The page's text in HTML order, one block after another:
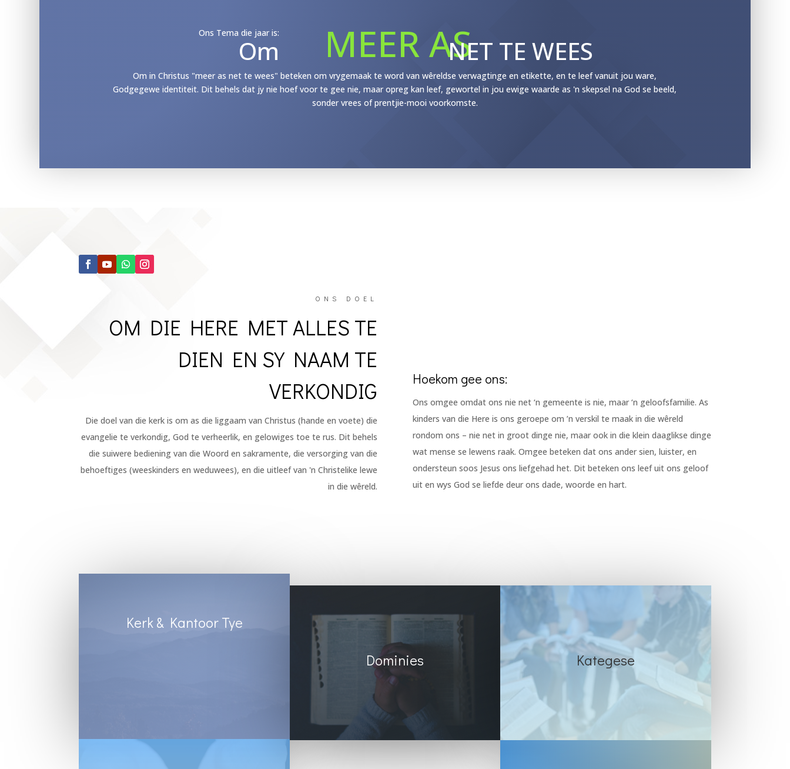
Ons Tema die jaar is:
Om MEER ASNET TE WEES
Om in Christus "meer as net te wees" beteken om vrygemaak te word van wêreldse verwagtinge en etikette, en te leef vanuit jou ware,
Godgegewe identiteit. Dit behels dat jy nie hoef voor te gee nie, maar opreg kan leef, gewortel in jou ewige waarde as 'n skepsel na God se beeld,
sonder vrees of prentjie-mooi voorkomste.
ONS DOEL
OM DIE HERE MET ALLES TE
DIEN EN SY NAAM TE
VERKONDIG
Die doel van die kerk is om as die liggaam van Christus (hande en voete) die
evangelie te verkondig, God te verheerlik, en gelowiges toe te rus. Dit behels
die suiwere bediening van die Woord en sakramente, die versorging van die
behoeftiges (weeskinders en weduwees), en die uitleef van 'n Christelike lewe
in die wêreld.
Hoekom gee ons:
Ons omgee omdat ons nie net ‘n gemeente is nie, maar ‘n geloofsfamilie. As
kinders van die Here is ons geroepe om ’n verskil te maak in die wêreld
rondom ons – nie net in groot dinge nie, maar ook in die klein daaglikse dinge
wat mense se lewens raak. Omgee beteken dat ons ander sien, luister, en
ondersteun soos Jesus ons liefgehad het. Dit beteken ons leef uit ons geloof
uit en wys God se liefde deur ons dade, woorde en hart.
Kerk & Kantoor Tye
Dominies Kategese